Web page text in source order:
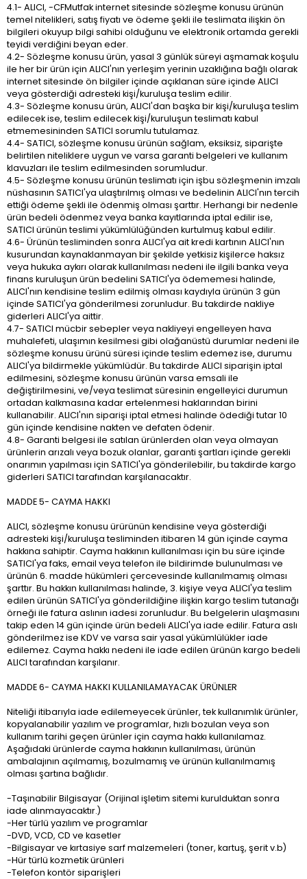
4.1- ALICI, -CFMutfak internet sitesinde sözleşme konusu ürünün
temel nitelikleri, satış fiyatı ve ödeme şekli ile teslimata ilişkin ön
bilgileri okuyup bilgi sahibi olduğunu ve elektronik ortamda gerekli
teyidi verdiğini beyan eder.
4.2- Sözleşme konusu ürün, yasal 3 günlük süreyi aşmamak koşulu
ile her bir ürün için ALICI'nın yerleşim yerinin uzaklığına bağlı olarak
internet sitesinde ön bilgiler içinde açıklanan süre içinde ALICI
veya gösterdiği adresteki kişi/kuruluşa teslim edilir.
4.3- Sözleşme konusu ürün, ALICI'dan başka bir kişi/kuruluşa teslim
edilecek ise, teslim edilecek kişi/kuruluşun teslimatı kabul
etmemesininden SATICI sorumlu tutulamaz.
4.4- SATICI, sözleşme konusu ürünün sağlam, eksiksiz, siparişte
belirtilen niteliklere uygun ve varsa garanti belgeleri ve kullanım
klavuzları ile teslim edilmesinden sorumludur.
4.5- Sözleşme konusu ürünün teslimatı için işbu sözleşmenin imzalı
nüshasının SATICI'ya ulaştırılmış olması ve bedelinin ALICI'nın tercih
ettiği ödeme şekli ile ödenmiş olması şarttır. Herhangi bir nedenle
ürün bedeli ödenmez veya banka kayıtlarında iptal edilir ise,
SATICI ürünün teslimi yükümlülüğünden kurtulmuş kabul edilir.
4.6- Ürünün tesliminden sonra ALICI'ya ait kredi kartının ALICI'nın
kusurundan kaynaklanmayan bir şekilde yetkisiz kişilerce haksız
veya hukuka aykırı olarak kullanılması nedeni ile ilgili banka veya
finans kuruluşun ürün bedelini SATICI'ya ödememesi halinde,
ALICI'nın kendisine teslim edilmiş olması kaydıyla ürünün 3 gün
içinde SATICI'ya gönderilmesi zorunludur. Bu takdirde nakliye
giderleri ALICI'ya aittir.
4.7- SATICI mücbir sebepler veya nakliyeyi engelleyen hava
muhalefeti, ulaşımın kesilmesi gibi olağanüstü durumlar nedeni ile
sözleşme konusu ürünü süresi içinde teslim edemez ise, durumu
ALICI'ya bildirmekle yükümlüdür. Bu takdirde ALICI siparişin iptal
edilmesini, sözleşme konusu ürünün varsa emsali ile
değiştirilmesini, ve/veya teslimat süresinin engelleyici durumun
ortadan kalkmasına kadar ertelenmesi haklarından birini
kullanabilir. ALICI'nın siparişi iptal etmesi halinde ödediği tutar 10
gün içinde kendisine nakten ve defaten ödenir.
4.8- Garanti belgesi ile satılan ürünlerden olan veya olmayan
ürünlerin arızalı veya bozuk olanlar, garanti şartları içinde gerekli
onarımın yapılması için SATICI'ya gönderilebilir, bu takdirde kargo
giderleri SATICI tarafından karşılanacaktır.
MADDE 5- CAYMA HAKKI
ALICI, sözleşme konusu ürürünün kendisine veya gösterdiği
adresteki kişi/kuruluşa tesliminden itibaren 14 gün içinde cayma
hakkına sahiptir. Cayma hakkının kullanılması için bu süre içinde
SATICI'ya faks, email veya telefon ile bildirimde bulunulması ve
ürünün 6. madde hükümleri çercevesinde kullanılmamış olması
şarttır. Bu hakkın kullanılması halinde, 3. kişiye veya ALICI'ya teslim
edilen ürünün SATICI'ya gönderildiğine ilişkin kargo teslim tutanağı
örneği ile fatura aslının iadesi zorunludur. Bu belgelerin ulaşmasını
takip eden 14 gün içinde ürün bedeli ALICI'ya iade edilir. Fatura aslı
gönderilmez ise KDV ve varsa sair yasal yükümlülükler iade
edilemez. Cayma hakkı nedeni ile iade edilen ürünün kargo bedeli
ALICI tarafından karşılanır.
MADDE 6- CAYMA HAKKI KULLANILAMAYACAK ÜRÜNLER
Niteliği itibarıyla iade edilemeyecek ürünler, tek kullanımlık ürünler,
kopyalanabilir yazılım ve programlar, hızlı bozulan veya son
kullanım tarihi geçen ürünler için cayma hakkı kullanılamaz.
Aşağıdaki ürünlerde cayma hakkının kullanılması, ürünün
ambalajının açılmamış, bozulmamış ve ürünün kullanılmamış
olması şartına bağlıdır.
-Taşınabilir Bilgisayar (Orijinal işletim sitemi kurulduktan sonra
iade alınmayacaktır.)
-Her türlü yazılım ve programlar
-DVD, VCD, CD ve kasetler
-Bilgisayar ve kırtasiye sarf malzemeleri (toner, kartuş, şerit v.b)
-Hür türlü kozmetik ürünleri
-Telefon kontör siparişleri